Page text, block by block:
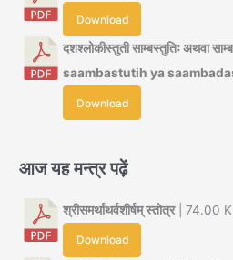
Download
दशश्लोकीस्तुती साम्बस्तुतिः अथवा
saambastutih ya
Download
आज यह मन्त्र पढ़ें
श्रीसमर्थाथर्वशीर्षम् स्तोत्र| 74.00
Download